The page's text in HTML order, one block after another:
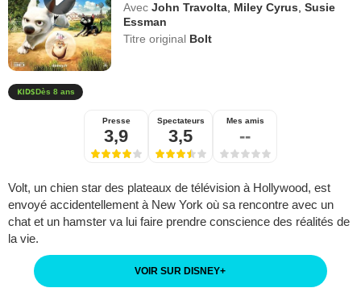
Avec John Travolta, Miley Cyrus,Susie
Essman
Titre original Bolt
Dès 8 ans
Presse
3,9
Spectateurs
3,5
Mes amis
--
Volt, un chien star des plateaux de télévision à Hollywood, est
envoyé accidentellement à New York où sa rencontre avec un
chat et un hamster va lui faire prendre conscience des réalités de
la vie.
VOIR SUR DISNEY+